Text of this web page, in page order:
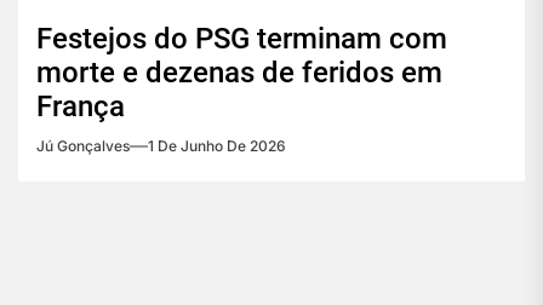
Festejos do PSG terminam com
morte e dezenas de feridos em
França
Jú Gonçalves 1 De Junho De 2026